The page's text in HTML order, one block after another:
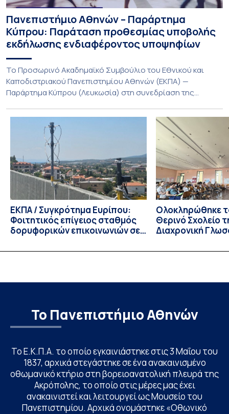
Πανεπιστήμιο Αθηνών – Παράρτημα
Κύπρου: Παράταση προθεσμίας υποβολής
εκδήλωσης ενδιαφέροντος υποψηφίων
Το Προσωρινό Ακαδημαϊκό Συμβούλιο του Εθνικού και
Καποδιστριακού Πανεπιστημίου Αθηνών (ΕΚΠΑ) —
Παράρτημα Κύπρου (Λευκωσία) στη συνεδρίαση της
παράταση της προθεσμίας υποβολής εκδήλωσης
ενδιαφέροντος για την φοίτηση σε Προγράμματα Σπουδών,
Τμημάτων του Πανεπιστημίου μας στο Παράρτημα Κύπρου
για το ακαδημαϊκό έτος 2026-2027, έως τη Δευτέρα 31
Αυγούστου 2026. […]
ΕΚΠΑ / Συγκρότημα Ευρίπου:
Φοιτητικός επίγειος σταθμός
δορυφορικών επικοινωνιών σε
Ολοκληρώθηκε
Θερινό Σχολείο
Διαχρονική
Linguistics in
Το Πανεπιστήμιο Αθηνών
Το Ε.Κ.Π.Α. το οποίο εγκαινιάστηκε στις 3 Μαΐου του
1837, αρχικά στεγάστηκε σε ένα ανακαινισμένο
οθωμανικό κτήριο στη βορειοανατολική πλευρά της
Ακρόπολης, το οποίο στις μέρες μας έχει
ανακαινιστεί και λειτουργεί ως Μουσείο του
Πανεπιστημίου. Αρχικά ονομάστηκε «Οθωνικό